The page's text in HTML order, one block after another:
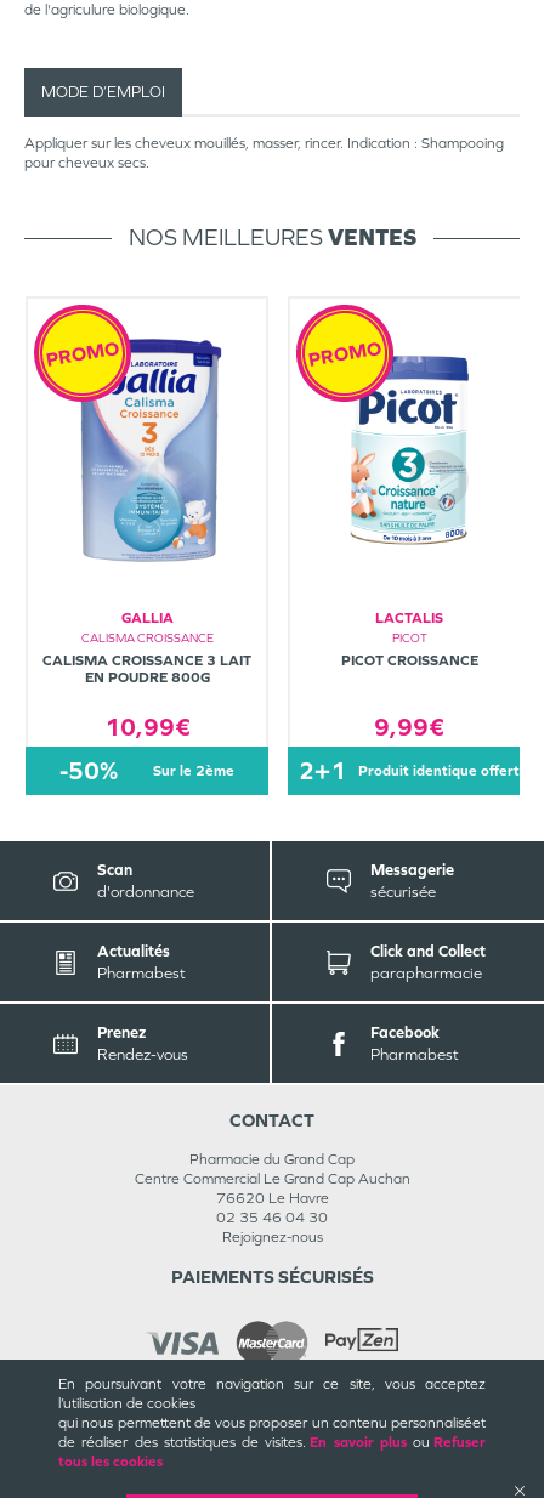
En poursuivant votre navigation sur ce site, vous acceptez
l’utilisation de cookies
qui nous permettent de vous proposer un contenu personnaliséet
de réaliser des statistiques de visites. En savoir plusou Refuser
tous les cookies
de l'agriculure biologique.
MODE D’EMPLOI
Appliquer sur les cheveux mouillés, masser, rincer. Indication : Shampooing
pour cheveux secs.
NOS MEILLEURESVENTES
GALLIA
CALISMA CROISSANCE
CALISMA CROISSANCE 3 LAIT
EN POUDRE 800G
10,99€
PROMO
-50% sur le 2ème
LACTALIS
PICOT
PICOT CROISSANCE
9,99€
PROMO
2+1 produit identique offert
Scan
d'ordonnance
Messagerie
sécurisée
Actualités
Pharmabest
Click and Collect
parapharmacie
Prenez
Rendez-vous
Facebook
Pharmabest
CONTACT
Pharmacie du Grand Cap
Centre Commercial Le Grand Cap Auchan
76620 Le Havre
02 35 46 04 30
Rejoignez-nous
CGU / CGV
PAIEMENTS SÉCURISÉS